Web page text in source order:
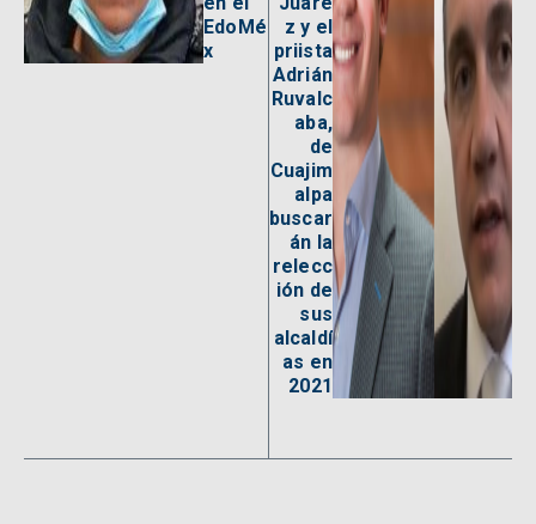
EdoMé
x
z y el
priista
Adrián
Ruvalc
aba,
de
Cuajim
alpa
buscar
án la
relecc
ión de
sus
alcaldí
as en
2021